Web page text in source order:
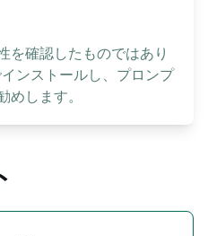
を確認したものではあり
ンストールし、プロンプ
めします。